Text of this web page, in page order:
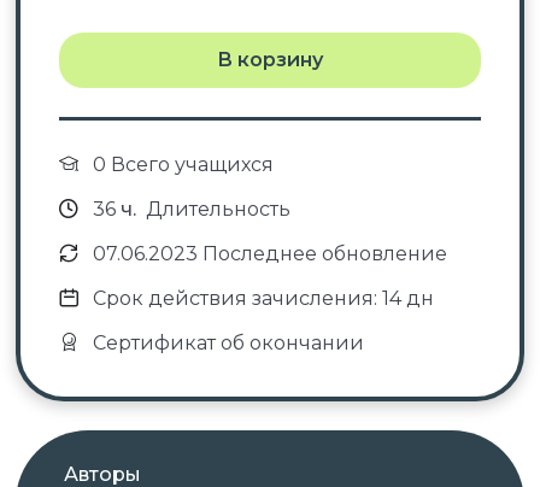
В корзину
0 Всего учащихся
36ч. Длительность
07.06.2023 Последнее обновление
Срок действия зачисления: 14 дн
Сертификат об окончании
Авторы